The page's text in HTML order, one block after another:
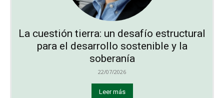
La cuestión tierra: un desafío estructural
para el desarrollo sostenible y la
soberanía
22/07/2026
Leer más